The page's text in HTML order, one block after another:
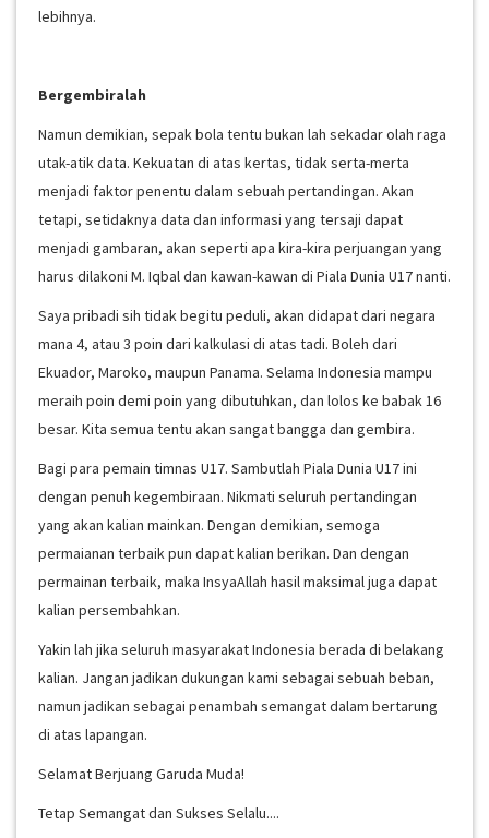
lebihnya.
Bergembiralah
Namun demikian, sepak bola tentu bukan lah sekadar olah raga
utak-atik data. Kekuatan di atas kertas, tidak serta-merta
menjadi faktor penentu dalam sebuah pertandingan. Akan
tetapi, setidaknya data dan informasi yang tersaji dapat
menjadi gambaran, akan seperti apa kira-kira perjuangan yang
harus dilakoni M. Iqbal dan kawan-kawan di Piala Dunia U17 nanti.
Saya pribadi sih tidak begitu peduli, akan didapat dari negara
mana 4, atau 3 poin dari kalkulasi di atas tadi. Boleh dari
Ekuador, Maroko, maupun Panama. Selama Indonesia mampu
meraih poin demi poin yang dibutuhkan, dan lolos ke babak 16
besar. Kita semua tentu akan sangat bangga dan gembira.
Bagi para pemain timnas U17. Sambutlah Piala Dunia U17 ini
dengan penuh kegembiraan. Nikmati seluruh pertandingan
yang akan kalian mainkan. Dengan demikian, semoga
permaianan terbaik pun dapat kalian berikan. Dan dengan
permainan terbaik, maka InsyaAllah hasil maksimal juga dapat
kalian persembahkan.
Yakin lah jika seluruh masyarakat Indonesia berada di belakang
kalian. Jangan jadikan dukungan kami sebagai sebuah beban,
namun jadikan sebagai penambah semangat dalam bertarung
di atas lapangan.
Selamat Berjuang Garuda Muda!
Tetap Semangat dan Sukses Selalu....